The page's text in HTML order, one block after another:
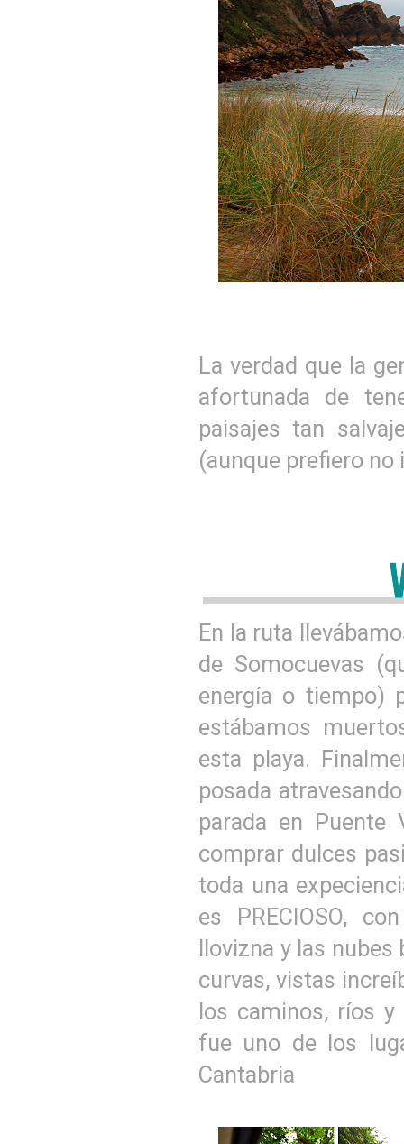
La verdad que la
afortunada de
paisajes tan
(aunque prefiero
En la ruta
de Somocuevas
energía o tiempo)
estábamos
esta playa.
posada
parada en Puente
comprar dulces
toda una
es PRECIOSO,
llovizna y las nubes
curvas, vistas
los caminos, ríos y
fue uno de los
Cantabria